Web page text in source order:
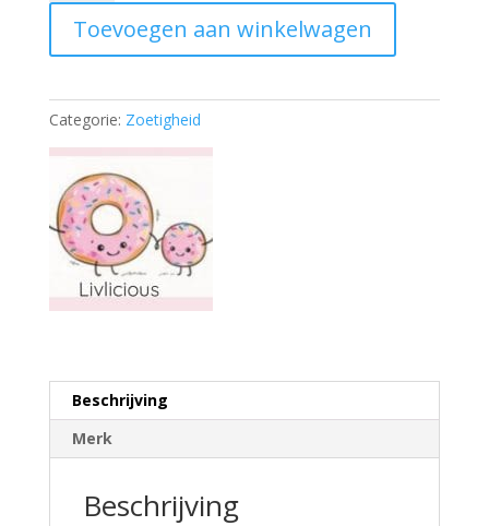
aantalToevoegen aan winkelwagen
Categorie: Zoetigheid
Beschrijving
Merk
Beschrijving